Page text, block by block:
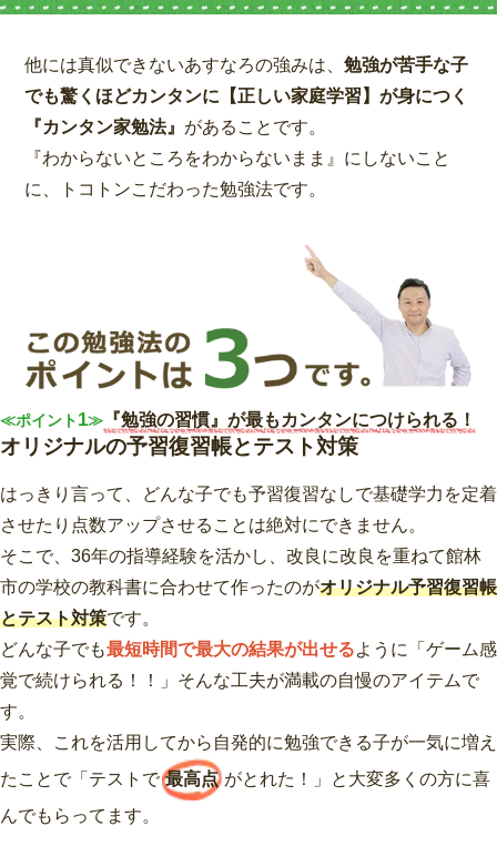
他には真似できないあすなろの強みは、勉強が苦手な子
でも驚くほどカンタンに【正しい家庭学習】が身につく
『カンタン家勉法』 があることです。
『わからないところをわからないまま』にしないこと
に、トコトンこだわった勉強法です。
≪ポイント 1≫ 『勉強の習慣』が最もカンタンにつけられる！
オリジナルの予習復習帳とテスト対策
はっきり言って、どんな子でも予習復習なしで基礎学力を定着
させたり点数アップさせることは絶対にできません。
そこで、36年の指導経験を活かし、改良に改良を重ねて館林
市の学校の教科書に合わせて作ったのがオリジナル予習復習帳
とテスト対策です。
どんな子でも最短時間で最大の結果が出せるように「ゲーム感
覚で続けられる！！」そんな工夫が満載の自慢のアイテムで
す。
実際、これを活用してから自発的に勉強できる子が一気に増え
たことで「テストで 最高点 がとれた！」と大変多くの方に喜
んでもらってます。